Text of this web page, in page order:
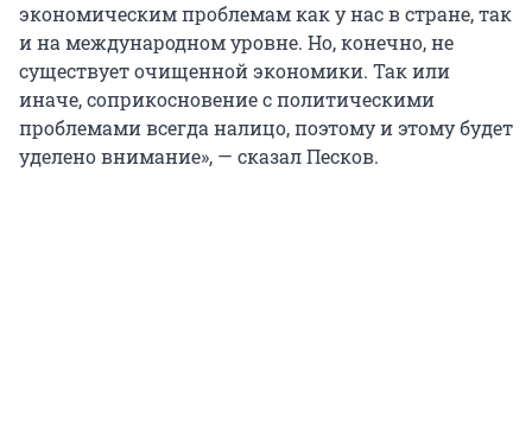
экономическим проблемам как у нас в стране, так
и на международном уровне. Но, конечно, не
существует очищенной экономики. Так или
иначе, соприкосновение с политическими
проблемами всегда налицо, поэтому и этому будет
уделено внимание», — сказал Песков.